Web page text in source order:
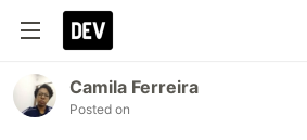
Camila Ferreira
Posted on